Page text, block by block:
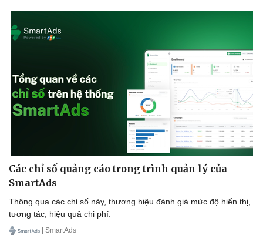
Doanh nghiệp 24h
Doanh nhân
Vì cộng đồng
Công nghệ
Sành điệu
Tin Công nghệ
Trải nghiệm
Chuyển đổi số
Các chỉ số quảng cáo trong trình quản lý của
SmartAds
Thông qua các chỉ số này, thương hiệu đánh giá mức độ hiển thị,
tương tác, hiệu quả chi phí.
| SmartAds